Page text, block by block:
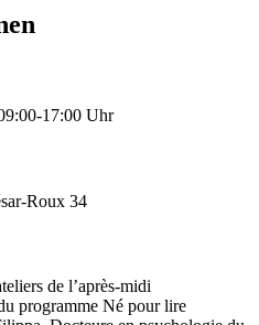
17:00 Uhr
Roux 34
de l’après-midi
programme Né pour lire